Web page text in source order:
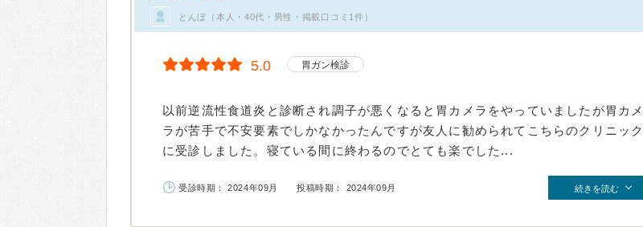
とんぼ（本人・40代・男性・掲載口コミ1件）
5.0 胃ガン検診
以前逆流性食道炎と診断され調子が悪くなると胃カメラをやっていましたが胃カメ
ラが苦手で不安要素でしかなかったんですが友人に勧められてこちらのクリニック
に受診しました。寝ている間に終わるのでとても楽でした...
受診時期： 2024年09月 投稿時期： 2024年09月 続きを読む